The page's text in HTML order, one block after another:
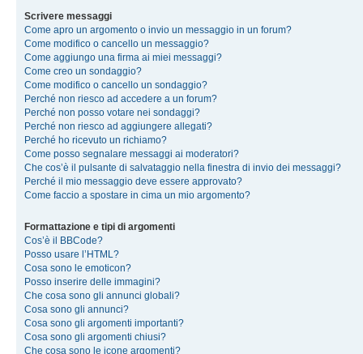
Scrivere messaggi
Come apro un argomento o invio un messaggio in un forum?
Come modifico o cancello un messaggio?
Come aggiungo una firma ai miei messaggi?
Come creo un sondaggio?
Come modifico o cancello un sondaggio?
Perché non riesco ad accedere a un forum?
Perché non posso votare nei sondaggi?
Perché non riesco ad aggiungere allegati?
Perché ho ricevuto un richiamo?
Come posso segnalare messaggi ai moderatori?
Che cos’è il pulsante di salvataggio nella finestra di invio dei messaggi?
Perché il mio messaggio deve essere approvato?
Come faccio a spostare in cima un mio argomento?
Formattazione e tipi di argomenti
Cos’è il BBCode?
Posso usare l’HTML?
Cosa sono le emoticon?
Posso inserire delle immagini?
Che cosa sono gli annunci globali?
Cosa sono gli annunci?
Cosa sono gli argomenti importanti?
Cosa sono gli argomenti chiusi?
Che cosa sono le icone argomenti?